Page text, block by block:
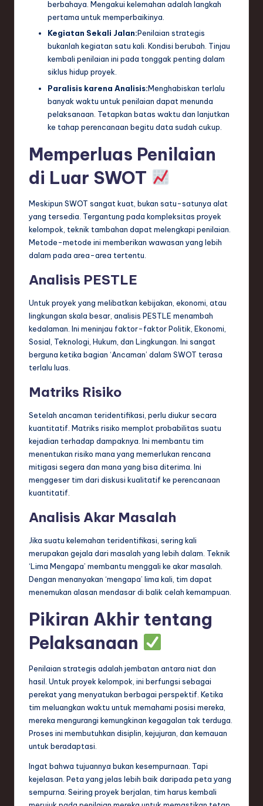
berbahaya. Mengakui kelemahan adalah langkah
pertama untuk memperbaikinya.
Kegiatan Sekali Jalan:Penilaian strategis
bukanlah kegiatan satu kali. Kondisi berubah. Tinjau
kembali penilaian ini pada tonggak penting dalam
siklus hidup proyek.
Paralisis karena Analisis:Menghabiskan terlalu
banyak waktu untuk penilaian dapat menunda
pelaksanaan. Tetapkan batas waktu dan lanjutkan
ke tahap perencanaan begitu data sudah cukup.
Memperluas Penilaian
di Luar SWOT
Meskipun SWOT sangat kuat, bukan satu-satunya alat
yang tersedia. Tergantung pada kompleksitas proyek
kelompok, teknik tambahan dapat melengkapi penilaian.
Metode-metode ini memberikan wawasan yang lebih
dalam pada area-area tertentu.
Analisis PESTLE
Untuk proyek yang melibatkan kebijakan, ekonomi, atau
lingkungan skala besar, analisis PESTLE menambah
kedalaman. Ini meninjau faktor-faktor Politik, Ekonomi,
Sosial, Teknologi, Hukum, dan Lingkungan. Ini sangat
berguna ketika bagian ‘Ancaman’ dalam SWOT terasa
terlalu luas.
Matriks Risiko
Setelah ancaman teridentifikasi, perlu diukur secara
kuantitatif. Matriks risiko memplot probabilitas suatu
kejadian terhadap dampaknya. Ini membantu tim
menentukan risiko mana yang memerlukan rencana
mitigasi segera dan mana yang bisa diterima. Ini
menggeser tim dari diskusi kualitatif ke perencanaan
kuantitatif.
Analisis Akar Masalah
Jika suatu kelemahan teridentifikasi, sering kali
merupakan gejala dari masalah yang lebih dalam. Teknik
‘Lima Mengapa’ membantu menggali ke akar masalah.
Dengan menanyakan ‘mengapa’ lima kali, tim dapat
menemukan alasan mendasar di balik celah kemampuan.
Pikiran Akhir tentang
Pelaksanaan
Penilaian strategis adalah jembatan antara niat dan
hasil. Untuk proyek kelompok, ini berfungsi sebagai
perekat yang menyatukan berbagai perspektif. Ketika
tim meluangkan waktu untuk memahami posisi mereka,
mereka mengurangi kemungkinan kegagalan tak terduga.
Proses ini membutuhkan disiplin, kejujuran, dan kemauan
untuk beradaptasi.
Ingat bahwa tujuannya bukan kesempurnaan. Tapi
kejelasan. Peta yang jelas lebih baik daripada peta yang
sempurna. Seiring proyek berjalan, tim harus kembali